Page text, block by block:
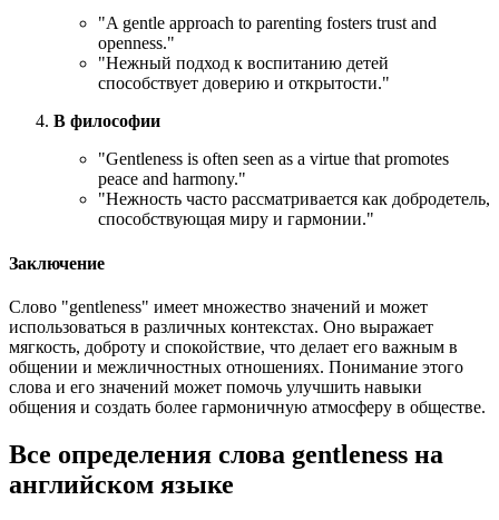
"A gentle approach to parenting fosters trust and
openness."
"Нежный подход к воспитанию детей
способствует доверию и открытости."
В философии
"Gentleness is often seen as a virtue that promotes
peace and harmony."
"Нежность часто рассматривается как добродетель,
способствующая миру и гармонии."
Заключение
Слово "gentleness" имеет множество значений и может
использоваться в различных контекстах. Оно выражает
мягкость, доброту и спокойствие, что делает его важным в
общении и межличностных отношениях. Понимание этого
слова и его значений может помочь улучшить навыки
общения и создать более гармоничную атмосферу в обществе.
Все определения слова gentleness на
английском языке